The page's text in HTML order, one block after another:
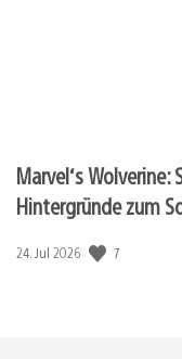
Marvel‘s
Hintergründe zum
Veröffentlichungsdatum:
24. Jul 2026 7